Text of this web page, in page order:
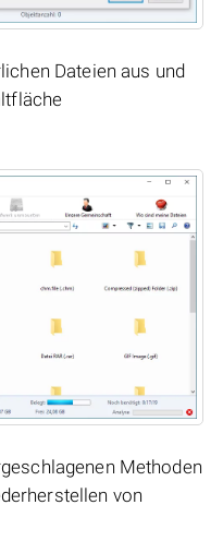
Dateien aus und
Methoden
von